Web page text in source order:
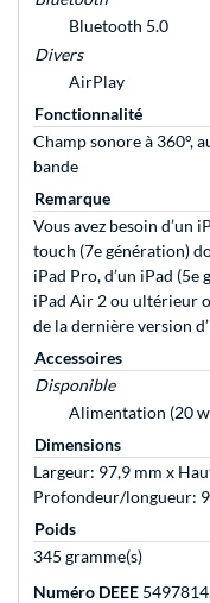
Bluetooth 5.0
Divers
AirPlay
Fonctionnalité
Champ sonore à 360°,
bande
Remarque
Vous avez besoin d’un
touch (7e génération)
iPad Pro, d’un iPad
iPad Air 2 ou ultérieur
de la dernière version
Accessoires
Disponible
Alimentation (20
Dimensions
Largeur: 97,9 mm x
Profondeur/longueur:
Poids
345 gramme(s)
Numéro DEEE